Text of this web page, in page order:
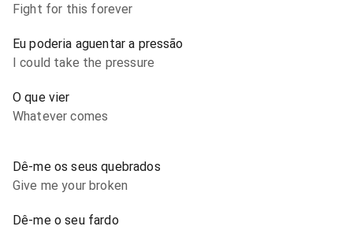
Fight for this forever
Eu poderia aguentar a pressão
I could take the pressure
O que vier
Whatever comes
Dê-me os seus quebrados
Give me your broken
Dê-me o seu fardo